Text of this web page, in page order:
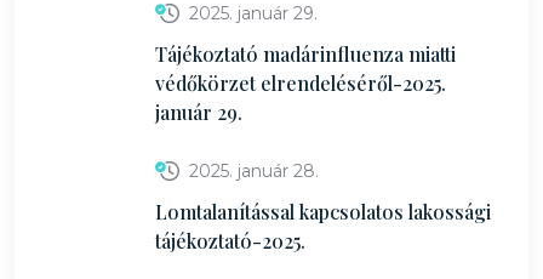
2025. január 29.
Tájékoztató madárinfluenza miatti
védőkörzet elrendeléséről-2025.
január 29.
2025. január 28.
Lomtalanítással kapcsolatos lakossági
tájékoztató-2025.